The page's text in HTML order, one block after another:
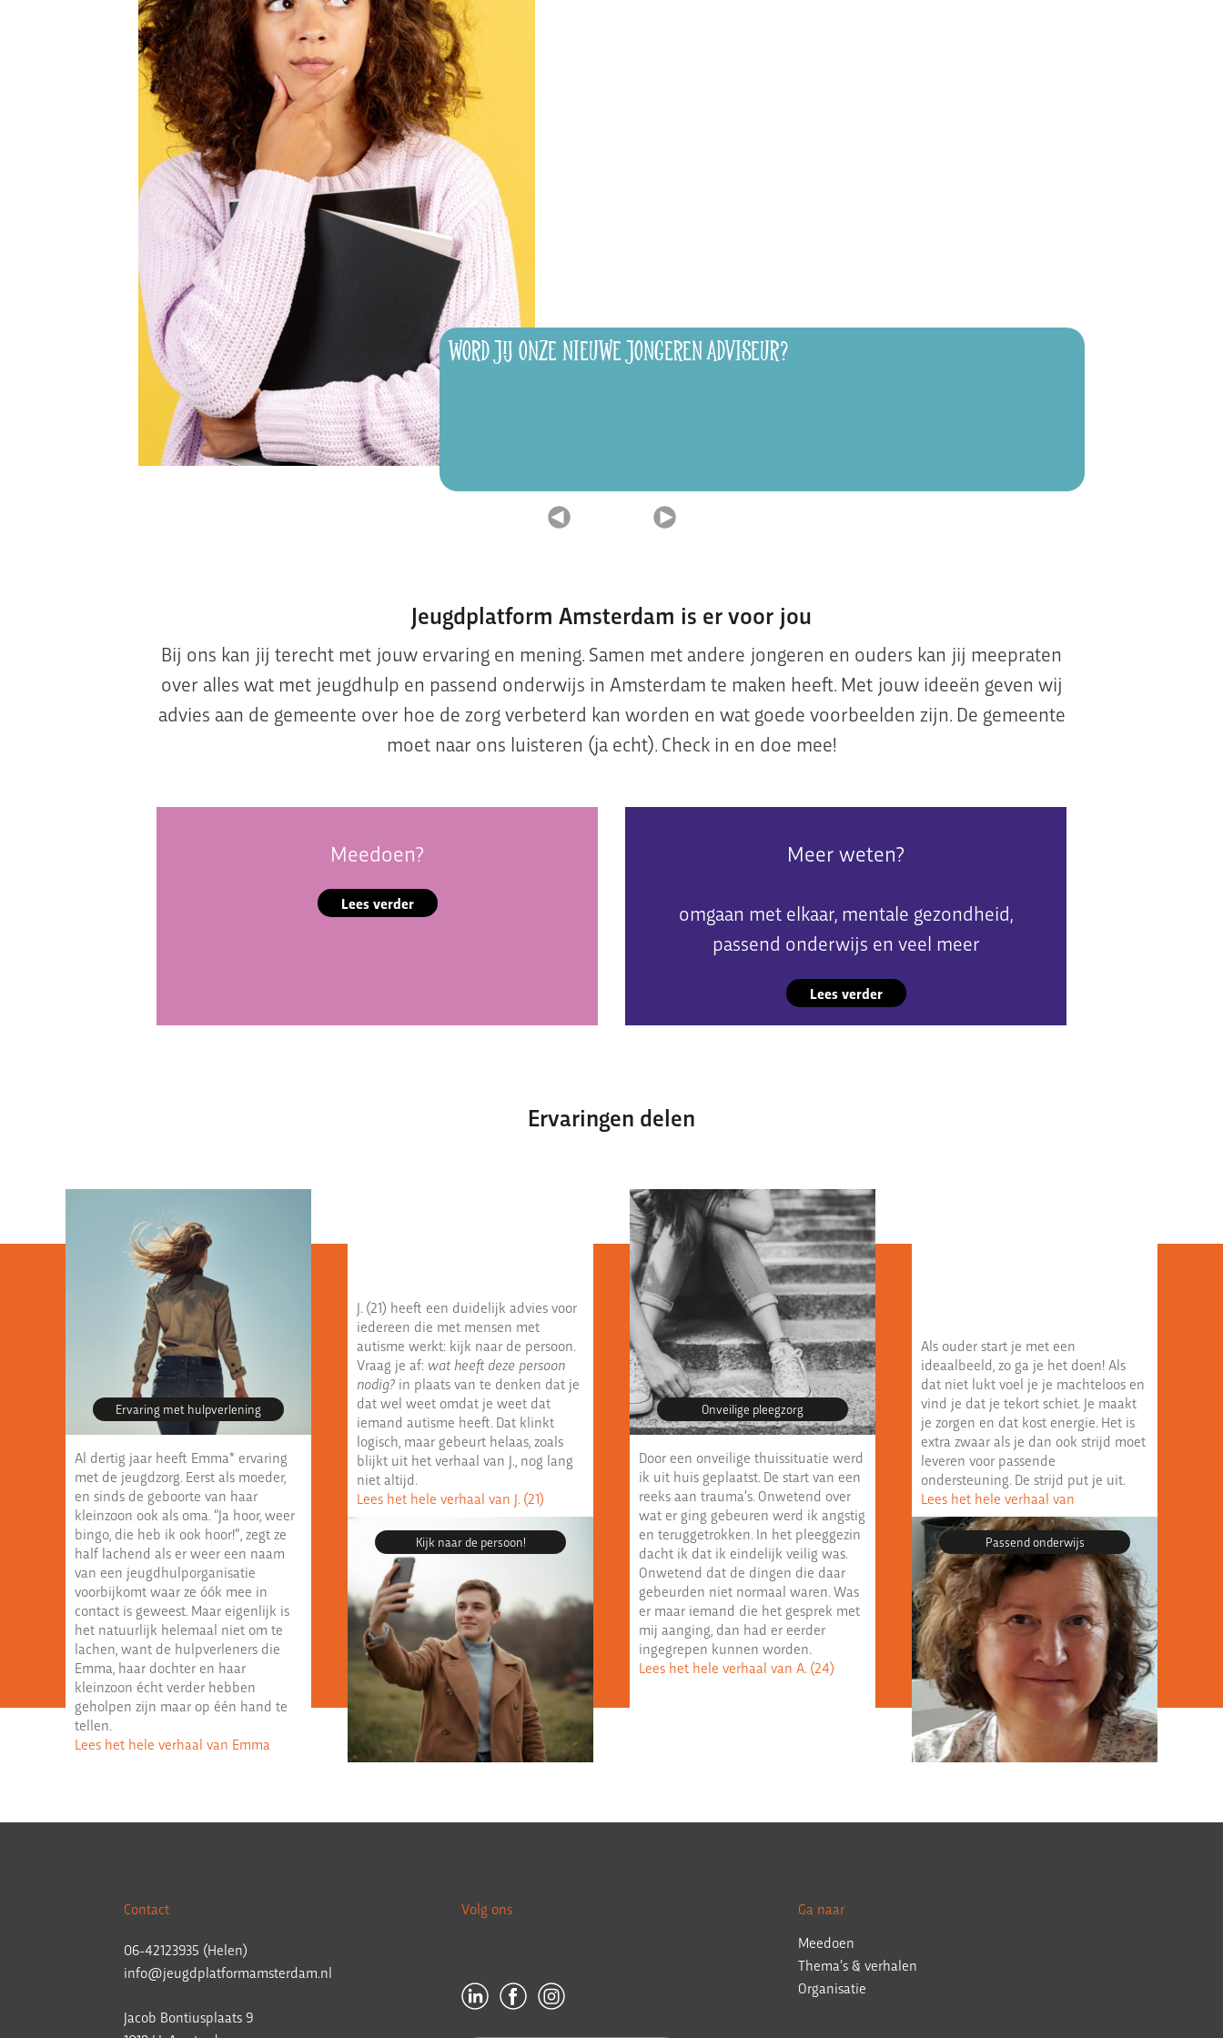
WORD JIJ ONZE NIEUWE JONGEREN ADVISEUR?
Jeugdplatform Amsterdam is er voor jou
Bij ons kan jij terecht met jouw ervaring en mening. Samen met andere jongeren en ouders kan jij meepraten
over alles wat met jeugdhulp en passend onderwijs in Amsterdam te maken heeft. Met jouw ideeën geven wij
advies aan de gemeente over hoe de zorg verbeterd kan worden en wat goede voorbeelden zijn. De gemeente
moet naar ons luisteren (ja echt). Check in en doe mee!
Meedoen?
Lees verder
Meer weten?
omgaan met elkaar, mentale gezondheid,
passend onderwijs en veel meer
Lees verder
Ervaringen delen
Ervaring met hulpverlening
Al dertig jaar heeft Emma* ervaring
met de jeugdzorg. Eerst als moeder,
en sinds de geboorte van haar
kleinzoon ook als oma. “Ja hoor, weer
bingo, die heb ik ook hoor!”, zegt ze
half lachend als er weer een naam
van een jeugdhulporganisatie
voorbijkomt waar ze óók mee in
contact is geweest. Maar eigenlijk is
het natuurlijk helemaal niet om te
lachen, want de hulpverleners die
Emma, haar dochter en haar
kleinzoon écht verder hebben
geholpen zijn maar op één hand te
tellen.
Lees het hele verhaal van Emma
Kijk naar de persoon!
J. (21) heeft een duidelijk advies voor
iedereen die met mensen met
autisme werkt: kijk naar de persoon.
Vraag je af: wat heeft deze persoon
nodig? in plaats van te denken dat je
dat wel weet omdat je weet dat
iemand autisme heeft. Dat klinkt
logisch, maar gebeurt helaas, zoals
blijkt uit het verhaal van J., nog lang
niet altijd.
Lees het hele verhaal van J. (21)
Onveilige pleegzorg
Door een onveilige thuissituatie werd
ik uit huis geplaatst. De start van een
reeks aan trauma’s. Onwetend over
wat er ging gebeuren werd ik angstig
en teruggetrokken. In het pleeggezin
dacht ik dat ik eindelijk veilig was.
Onwetend dat de dingen die daar
gebeurden niet normaal waren. Was
er maar iemand die het gesprek met
mij aanging, dan had er eerder
ingegrepen kunnen worden.
Lees het hele verhaal van A. (24)
Passend onderwijs
Als ouder start je met een
ideaalbeeld, zo ga je het doen! Als
dat niet lukt voel je je machteloos en
vind je dat je tekort schiet. Je maakt
je zorgen en dat kost energie. Het is
extra zwaar als je dan ook strijd moet
leveren voor passende
ondersteuning. De strijd put je uit.
Lees het hele verhaal van
Contact
06-42123935 (Helen)
info@jeugdplatformamsterdam.nl
Jacob Bontiusplaats 9
Volg ons
Ga naar
Meedoen
Thema’s & verhalen
Organisatie